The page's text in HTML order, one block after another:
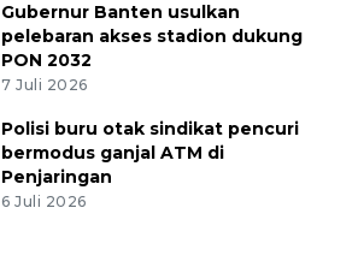
Gubernur Banten usulkan
pelebaran akses stadion dukung
PON 2032
7 Juli 2026
Polisi buru otak sindikat pencuri
bermodus ganjal ATM di
Penjaringan
6 Juli 2026